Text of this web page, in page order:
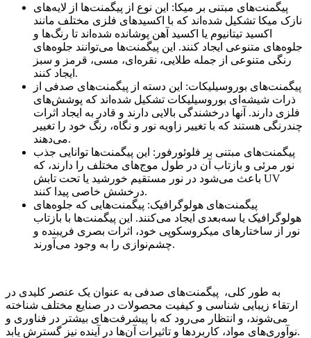
پیگمنت‌های مبتنی بر میکا: این نوع از پیگمنت‌ها از لایه‌های
نازک میکا تشکیل شده‌اند که با اکسیدهای فلزی مختلف مانند
اکسید تیتانیوم یا اکسید آهن پوشانده شده‌اند تا رنگ‌ها و
جلوه‌های متنوعی ایجاد کنند. این پیگمنت‌ها می‌توانند جلوه‌های
رنگی متنوعی از جمله طلایی، نقره‌ای، مسی، قرمز و سبز
ایجاد کنند.
پیگمنت‌های بوروسیلیکات: این دسته از پیگمنت‌های صدفی از
ذرات شیشه‌ای بوروسیلیکات تشکیل شده‌اند که پوشش‌های
فلزی دارند. آنها درخشندگی بالایی دارند و قادر به ایجاد اثرات
چندرنگی هستند که با تغییر زاویه نور و نگاه، رنگ خود را تغییر
می‌دهند.
پیگمنت‌های مبتنی بر فلوئورفور: این پیگمنت‌ها توانایی جذب
نور مرئی و بازتاب آن در طول موج‌های مختلف را دارند، که
باعث می‌شود در نور مستقیم خورشید یا تحت تابش UV
درخشش خاصی پیدا کنند.
پیگمنت‌های هولوگرافیک: پیگمنت‌هایی که جلوه‌های
هولوگرافیک یا سه‌بعدی ایجاد می‌کنند. این پیگمنت‌ها با بازتاب
نور از ساختارهای میکروسکوپی خود، اثرات بصری فریبنده و
چشم‌نوازی را به وجود می‌آورند.
به طور کلی، پیگمنت‌های صدفی به عنوان یک عنصر کلیدی در
ارتقاء زیبایی شناسی و کیفیت محصولات در صنایع مختلف شناخته
می‌شوند، و انتظار می‌رود که با پیشرفت‌های بیشتر در فناوری و
نوآوری‌های مواد، کاربردها و تاثیرات آن‌ها در آینده نیز گسترش یابد.